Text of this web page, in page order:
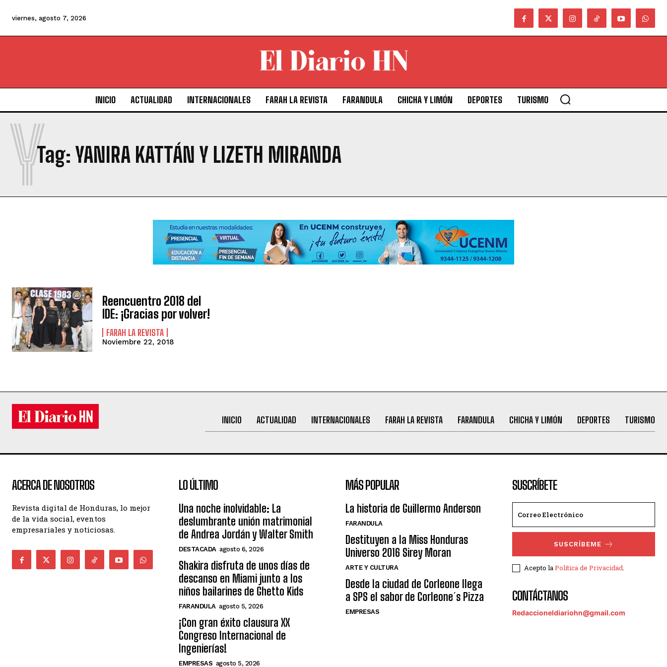
viernes, agosto 7, 2026
INICIO ACTUALIDAD INTERNACIONALES FARAH LA REVISTA FARANDULA CHICHA Y LIMÓN DEPORTES TURISMO
Tag: YANIRA KATTÁN Y LIZETH MIRANDA
Y
Reencuentro 2018 del
IDE: ¡Gracias por volver!
FARAH LA REVISTA
Noviembre 22, 2018
INICIO ACTUALIDAD INTERNACIONALES FARAH LA REVISTA FARANDULA CHICHA Y LIMÓN DEPORTES TURISMO
ACERCA DE NOSOTROS
Revista digital de Honduras, lo mejor
de la vida social, eventos
empresariales y noticiosas.
LO ÚLTIMO
Una noche inolvidable: La
deslumbrante unión matrimonial
de Andrea Jordán y Walter Smith
DESTACADA agosto 6, 2026
Shakira disfruta de unos días de
descanso en Miami junto a los
niños bailarines de Ghetto Kids
FARANDULA agosto 5, 2026
¡Con gran éxito clausura XX
Congreso Internacional de
Ingenierías!
EMPRESAS agosto 5, 2026
MÁS POPULAR
La historia de Guillermo Anderson
FARANDULA
Destituyen a la Miss Honduras
Universo 2016 Sirey Moran
ARTE Y CULTURA
Desde la ciudad de Corleone llega
a SPS el sabor de Corleone´s Pizza
EMPRESAS
SUSCRÍBETE
SUSCRÍBEME
Acepto laPolítica de Privacidad.
CONTÁCTANOS
Redaccioneldiariohn@gmail.com